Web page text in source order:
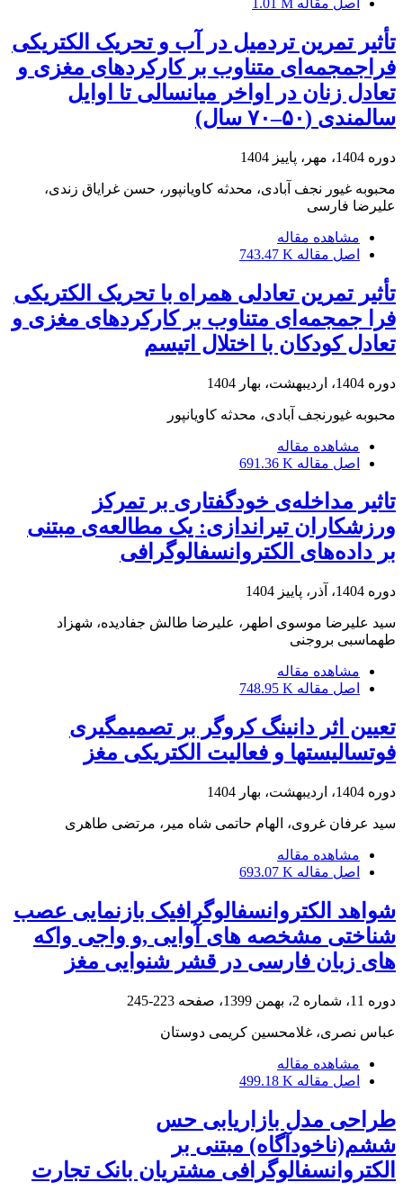
تأثیر تمرین تردمیل در آب و تحریک الکتریکی
فراجمجمه‌ای متناوب بر کارکردهای مغزی و
تعادل زنان در اواخر میانسالی تا اوایل
سالمندی (۵۰–۷۰ سال)
دوره 1404، مهر، پاییز 1404
محبوبه غیور نجف آبادی، محدثه کاویانپور، حسن غرایاق زندی،
علیرضا فارسی
مشاهده مقاله
اصل مقاله 743.47 K
تأثیر تمرین تعادلی همراه با تحریک الکتریکی
فرا جمجمه‌ای متناوب بر کارکردهای مغزی و
تعادل کودکان با اختلال اتیسم
دوره 1404، اردیبهشت، بهار 1404
محبوبه غیورنجف آبادی، محدثه کاویانپور
مشاهده مقاله
اصل مقاله 691.36 K
تاثیر مداخله‌ی خودگفتاری بر تمرکز
ورزشکاران تیراندازی: یک مطالعه‌ی مبتنی
بر داده‌های الکتروانسفالوگرافی
دوره 1404، آذر، پاییز 1404
سید علیرضا موسوی اطهر، علیرضا طالش جفادیده، شهزاد
طهماسبی بروجنی
مشاهده مقاله
اصل مقاله 748.95 K
تعیین اثر دانینگ کروگر بر تصمیمگیری
فوتسالیستها و فعالیت الکتریکی مغز
دوره 1404، اردیبهشت، بهار 1404
سید عرفان غروی، الهام حاتمی شاه میر، مرتضی طاهری
مشاهده مقاله
اصل مقاله 693.07 K
شواهد الکتروانسفالوگرافیک بازنمایی عصب
شناختی مشخصه های آوایی ,و واجی واکه
های زبان فارسی در قشر شنوایی مغز
دوره 11، شماره 2، بهمن 1399، صفحه 223-245
عباس نصری، غلامحسین کریمی دوستان
مشاهده مقاله
اصل مقاله 499.18 K
طراحی مدل بازاریابی حس
ششم(ناخودآگاه) مبتنی بر
الکتروانسفالوگرافی مشتریان بانک تجارت